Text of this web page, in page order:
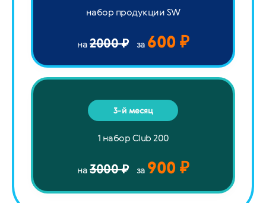
набор продукции SW
на2000 ₽ за 600 ₽
3-й месяц
1 набор Club 200
на3000 ₽ за 900 ₽